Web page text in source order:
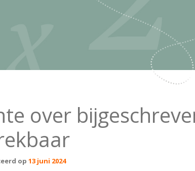
over
op 13 juni 2024